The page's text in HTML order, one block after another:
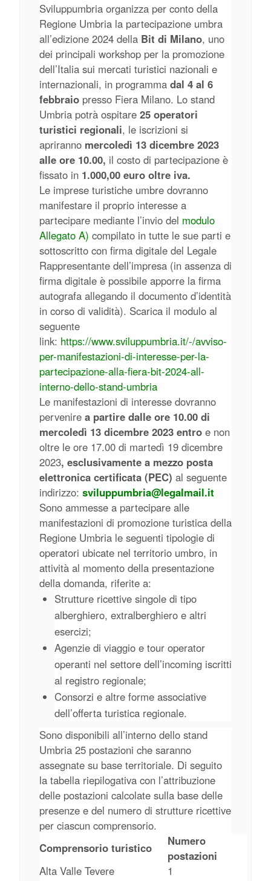
Sviluppumbria organizza per conto della
Regione Umbria la partecipazione umbra
all’edizione 2024 della Bit di Milano, uno
dei principali workshop per la promozione
dell’Italia sui mercati turistici nazionali e
internazionali, in programma dal 4 al 6
febbraio presso Fiera Milano. Lo stand
Umbria potrà ospitare 25 operatori
turistici regionali, le iscrizioni si
apriranno mercoledì 13 dicembre 2023
alle ore 10.00, il costo di partecipazione è
fissato in 1.000,00 euro oltre iva.
Le imprese turistiche umbre dovranno
manifestare il proprio interesse a
partecipare mediante l’invio del modulo
Allegato A) compilato in tutte le sue parti e
sottoscritto con firma digitale del Legale
Rappresentante dell’impresa (in assenza di
firma digitale è possibile apporre la firma
autografa allegando il documento d’identità
in corso di validità). Scarica il modulo al
seguente
link: https://www.sviluppumbria.it/-/avviso-
per-manifestazioni-di-interesse-per-la-
partecipazione-alla-fiera-bit-2024-all-
interno-dello-stand-umbria
Le manifestazioni di interesse dovranno
pervenire a partire dalle ore 10.00 di
mercoledì 13 dicembre 2023 entro e non
oltre le ore 17.00 di martedì 19 dicembre
2023, esclusivamente a mezzo posta
elettronica certificata (PEC) al seguente
indirizzo: sviluppumbria@legalmail.it
Sono ammesse a partecipare alle
manifestazioni di promozione turistica della
Regione Umbria le seguenti tipologie di
operatori ubicate nel territorio umbro, in
attività al momento della presentazione
della domanda, riferite a:
Strutture ricettive singole di tipo
alberghiero, extralberghiero e altri
esercizi;
Agenzie di viaggio e tour operator
operanti nel settore dell’incoming iscritti
al registro regionale;
Consorzi e altre forme associative
dell’offerta turistica regionale.
Sono disponibili all’interno dello stand
Umbria 25 postazioni che saranno
assegnate su base territoriale. Di seguito
la tabella riepilogativa con l’attribuzione
delle postazioni calcolate sulla base delle
presenze e del numero di strutture ricettive
per ciascun comprensorio.
Comprensorio turistico
Numero
postazioni
Alta Valle Tevere
1